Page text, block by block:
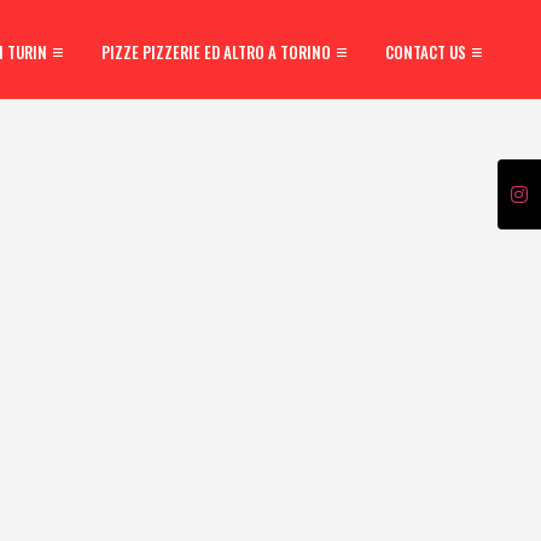
TURIN PIZZE PIZZERIE ED ALTRO A TORINO CONTACT US